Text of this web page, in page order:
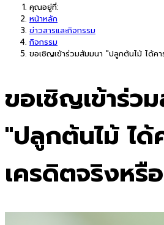
คุณอยู่ที่:
หน้าหลัก
ข่าวสารและกิจกรรม
กิจกรรม
ขอเชิญเข้าร่วมสัมมนา "ปลูกต้นไม้ ได้ค
ขอเชิญเข้าร่ว
"ปลูกต้นไม้ ได้
เครดิตจริงหรื